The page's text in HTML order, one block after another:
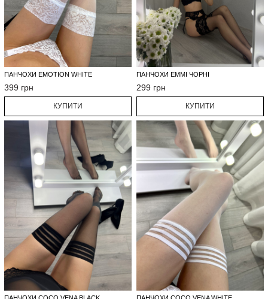
ПАНЧОХИ EMOTION WHITE
399 грн
КУПИТИ
ПАНЧОХИ EMMI ЧОРНІ
299 грн
КУПИТИ